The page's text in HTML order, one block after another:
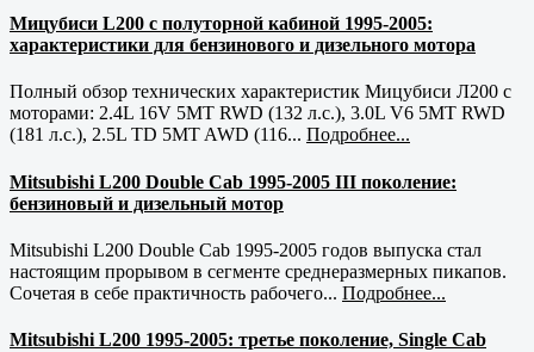
Мицубиси L200 с полуторной кабиной 1995-2005:
характеристики для бензинового и дизельного мотора
Полный обзор технических характеристик Мицубиси Л200 с
моторами: 2.4L 16V 5MT RWD (132 л.с.), 3.0L V6 5MT RWD
(181 л.с.), 2.5L TD 5MT AWD (116... Подробнее...
Mitsubishi L200 Double Cab 1995-2005 III поколение:
бензиновый и дизельный мотор
Mitsubishi L200 Double Cab 1995-2005 годов выпуска стал
настоящим прорывом в сегменте среднеразмерных пикапов.
Сочетая в себе практичность рабочего... Подробнее...
Mitsubishi L200 1995-2005: третье поколение, Single Cab